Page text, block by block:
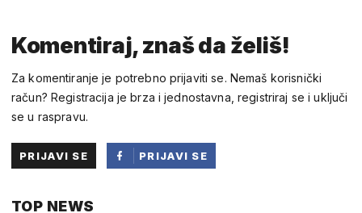
Komentiraj, znaš da želiš!
Za komentiranje je potrebno prijaviti se. Nemaš korisnički
račun? Registracija je brza i jednostavna, registriraj se i uključi
se u raspravu.
PRIJAVI SE
PRIJAVI SE
TOP NEWS